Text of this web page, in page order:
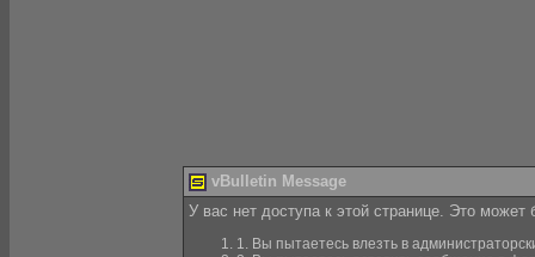
vBulletin Message
У вас нет доступа к этой странице. Это
1. Вы пытаетесь влезть в